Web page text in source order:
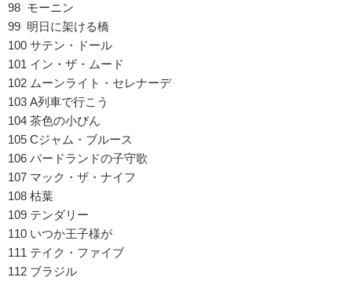
98 モーニン
99 明日に架ける橋
100 サテン・ドール
101 イン・ザ・ムード
102 ムーンライト・セレナーデ
103 A列車で行こう
104 茶色の小びん
105 Cジャム・ブルース
106 バードランドの子守歌
107 マック・ザ・ナイフ
108 枯葉
109 テンダリー
110 いつか王子様が
111 テイク・ファイブ
112 ブラジル